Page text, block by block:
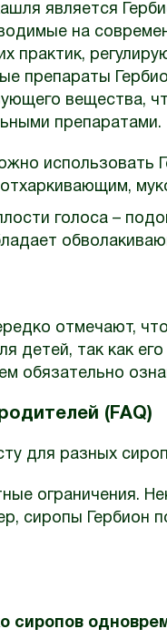
является
на
практик,
препараты
вещества,
препаратами.
использовать
голоса –
отмечают,
детей, так как
обязательно
(FAQ)
для разных
ограничения.
сиропы Гербион
сиропов